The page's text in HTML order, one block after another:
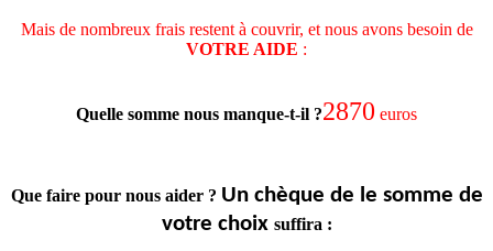
Mais de nombreux frais restent à couvrir, et nous avons besoin de
VOTRE AIDE :
Quelle somme nous manque-t-il ?2870 euros
Que faire pour nous aider ? Un chèque de le somme de
votre choix suffira :